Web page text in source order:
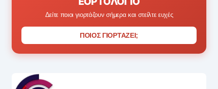
Δείτε ποιοι γιορτάζουν σήμερα και στείλτε ευχές
ΠΟΙΟΣ ΓΙΟΡΤΑΖΕΙ;